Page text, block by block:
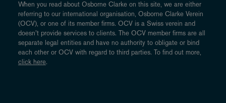
When you read about Osborne Clarke on this site, we are either
referring to our international organisation, Osborne Clarke Verein
(OCV), or one of its member firms. OCV is a Swiss verein and
doesn’t provide services to clients. The OCV member firms are all
separate legal entities and have no authority to obligate or bind
each other or OCV with regard to third parties. To find out more,
click here.